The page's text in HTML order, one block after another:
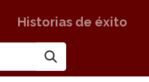
Historias de éxito